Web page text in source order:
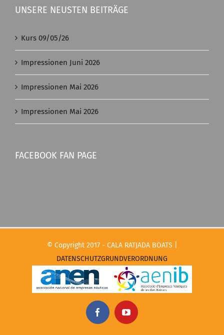
UNSERE NEUSTEN BEITRÄGE
Kurs 09/05/26
Impressionen Juni 2026
Impressionen Mai 2026
Impressionen Mai 2026
FACEBOOK FAN PAGE
© Copyright 2017 - CALA RATJADA BOATS |
DATENSCHUTZGRUNDVERORDNUNG
FacebookYouTube